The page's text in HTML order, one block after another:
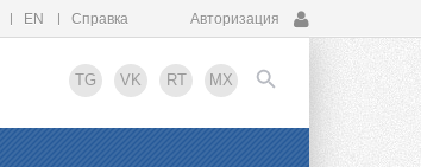
EN Справка Авторизация
TG VK RT MX